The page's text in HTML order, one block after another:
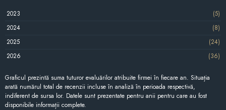
2023
(5)
2024
(8)
2025
(24)
2026
(36)
Graficul prezintă suma tuturor evaluărilor atribuite firmei în fiecare an. Situația
arată numărul total de recenzii incluse în analiză în perioada respectivă,
indiferent de sursa lor. Datele sunt prezentate pentru anii pentru care au fost
disponibile informații complete.